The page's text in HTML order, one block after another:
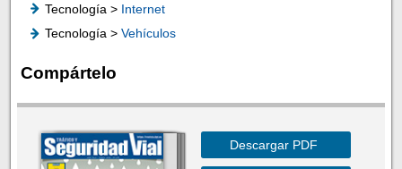
Tecnología > Internet
Tecnología > Vehículos
Compártelo
Descargar PDF